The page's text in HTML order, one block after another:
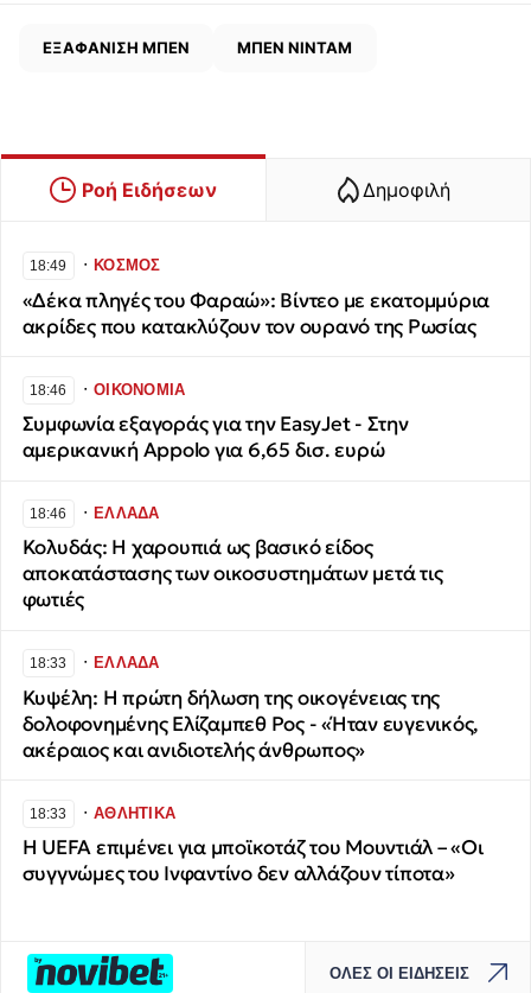
ΕΞΑΦΑΝΙΣΗ ΜΠΕΝ ΜΠΕΝ ΝΙΝΤΑΜ
Ροή Ειδήσεων Δημοφιλή
18:49 ∙ΚΟΣΜΟΣ
«Δέκα πληγές του Φαραώ»: Βίντεο με εκατομμύρια
ακρίδες που κατακλύζουν τον ουρανό της Ρωσίας
18:46 ∙ΟΙΚΟΝΟΜΙΑ
Συμφωνία εξαγοράς για την EasyJet - Στην
αμερικανική Appolo για 6,65 δισ. ευρώ
18:46 ∙ΕΛΛΑΔΑ
Κολυδάς: Η χαρουπιά ως βασικό είδος
αποκατάστασης των οικοσυστημάτων μετά τις
φωτιές
18:33 ∙ΕΛΛΑΔΑ
Κυψέλη: Η πρώτη δήλωση της οικογένειας της
δολοφονημένης Ελίζαμπεθ Ρος - «Ήταν ευγενικός,
ακέραιος και ανιδιοτελής άνθρωπος»
18:33 ∙ΑΘΛΗΤΙΚΑ
Η UEFA επιμένει για μποϊκοτάζ του Μουντιάλ – «Οι
συγγνώμες του Ινφαντίνο δεν αλλάζουν τίποτα»
ΟΛΕΣ ΟΙ ΕΙΔΗΣΕΙΣ